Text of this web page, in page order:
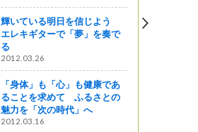
輝いている明日を信じよう
エレキギターで「夢」を奏で
る
2012.03.26
「身体」も「心」も健康であ
ることを求めて ふるさとの
魅力を「次の時代」へ
2012.03.16